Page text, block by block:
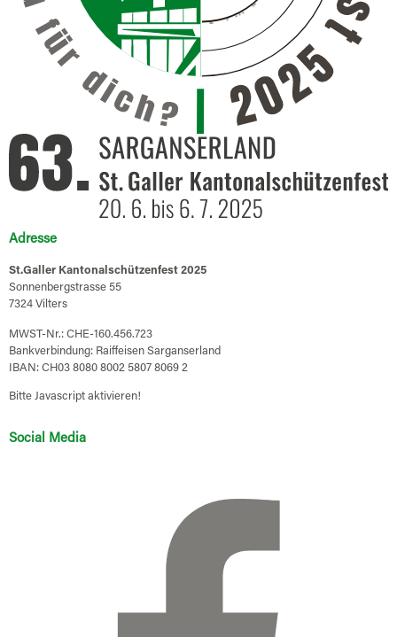
Adresse
St.Galler Kantonalschützenfest 2025
Sonnenbergstrasse 55
7324 Vilters
MWST-Nr.: CHE-160.456.723
Bankverbindung: Raiffeisen Sarganserland
IBAN: CH03 8080 8002 5807 8069 2
Bitte Javascript aktivieren!
Social Media